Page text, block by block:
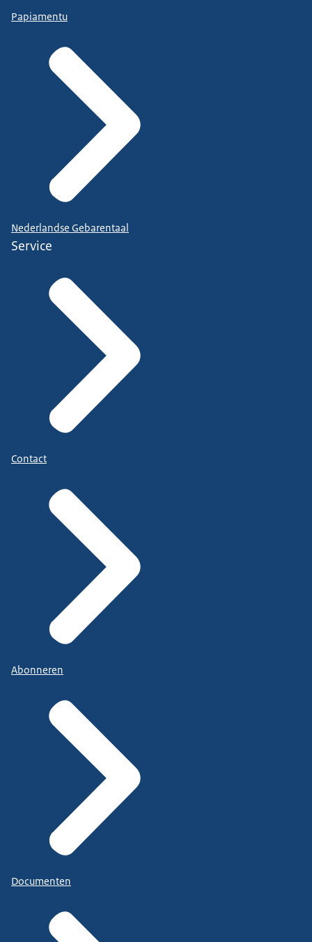
Papiamentu
Nederlandse Gebarentaal
Service
Contact
Abonneren
Documenten